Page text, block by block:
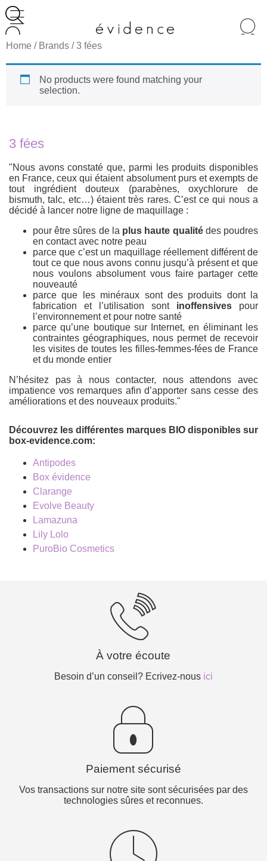
de
produits
Home / Brands / 3 fées
No products were found matching your
selection.
3 fées
"Nous avons constaté que, parmi les produits disponibles
en France, ceux qui étaient absolument purs et exempts de
tout ingrédient douteux (parabènes, oxychlorure de
bismuth, talc, etc…) étaient très rares. C’est ce qui nous a
décidé à lancer notre ligne de maquillage :
pour être sûres de la plus haute qualitédes poudres
en contact avec notre peau
parce que c’est un maquillage réellement différent de
tout ce que nous avons connu jusqu’à présent et que
nous voulons absolument vous faire partager cette
nouveauté
parce que les minéraux sont des produits dont la
fabrication et l’utilisation sont inoffensives pour
l’environnement et pour notre santé
parce qu’une boutique sur Internet, en éliminant les
contraintes géographiques, nous permet de recevoir
les visites de toutes les filles-femmes-fées de France
et du monde entier
N’hésitez pas à nous contacter, nous attendons avec
impatience vos remarques afin d’apporter sans cesse des
améliorations et des nouveaux produits."
Découvrez les différentes marques BIO disponibles sur
box-evidence.com:
Antipodes
Box évidence
Clarange
Evolve Beauty
Lamazuna
Lily Lolo
PuroBio Cosmetics
À votre écoute
Besoin d’un conseil? Ecrivez-nous ici
Paiement sécurisé
Vos transactions sur notre site sont sécurisées par des
technologies sûres et reconnues.